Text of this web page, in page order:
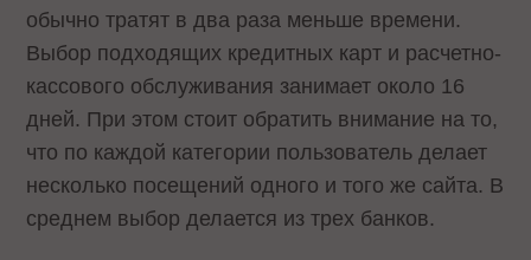
обычно тратят в два раза меньше времени.
Выбор подходящих кредитных карт и расчетно-
кассового обслуживания занимает около 16
дней. При этом стоит обратить внимание на то,
что по каждой категории пользователь делает
несколько посещений одного и того же сайта. В
среднем выбор делается из трех банков.